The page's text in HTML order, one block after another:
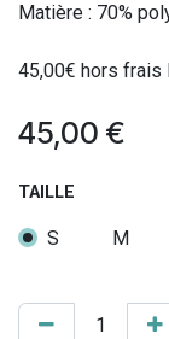
Matière : 70%
45,00€ hors frais
45,00 €
TAILLE
S M